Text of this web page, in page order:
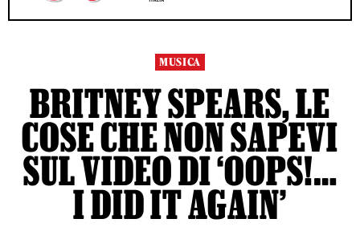
MUSICA
BRITNEY SPEARS, LE
COSE CHE NON SAPEVI
SUL VIDEO DI ‘OOPS!…
I DID IT AGAIN’